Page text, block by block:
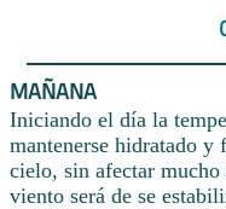
MAÑANA
Iniciando el día la
mantenerse hidratado y
cielo, sin afectar
viento será de se